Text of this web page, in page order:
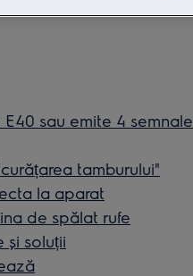
sau emite 4 semnale
tamburului"
la aparat
de spălat rufe
și soluții